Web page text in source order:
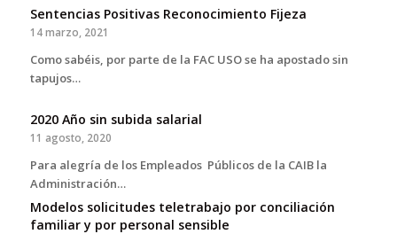
Sentencias Positivas Reconocimiento Fijeza
14 marzo, 2021
Como sabéis, por parte de la FAC USO se ha apostado sin
tapujos…
2020 Año sin subida salarial
11 agosto, 2020
Para alegría de los Empleados Públicos de la CAIB la
Administración…
Modelos solicitudes teletrabajo por conciliación
familiar y por personal sensible